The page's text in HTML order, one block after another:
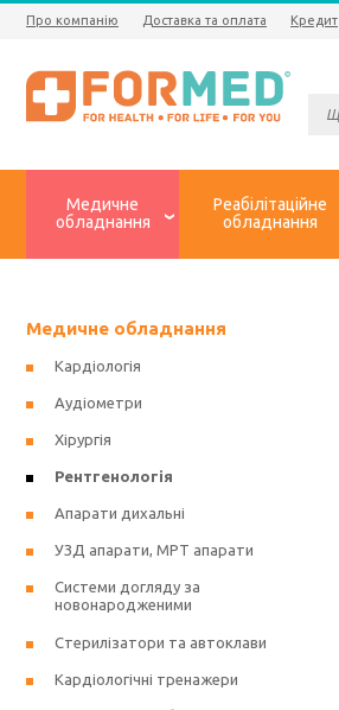
Про компанію Доставка та оплата Кредит
Медичне
обладнання
Реабілітаційне
обладнання
Медичне обладнання
Кардіологія
Аудіометри
Хірургія
Рентгенологія
Апарати дихальні
УЗД апарати, МРТ апарати
Системи догляду за
новонародженими
Стерилізатори та автоклави
Кардіологічні тренажери